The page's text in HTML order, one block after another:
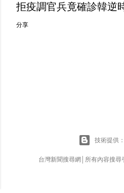
拒疫調官兵竟確診韓逆
分享
技術提供
台灣新聞搜尋網│所有內容搜